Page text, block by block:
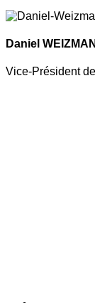
Daniel
Vice-Président